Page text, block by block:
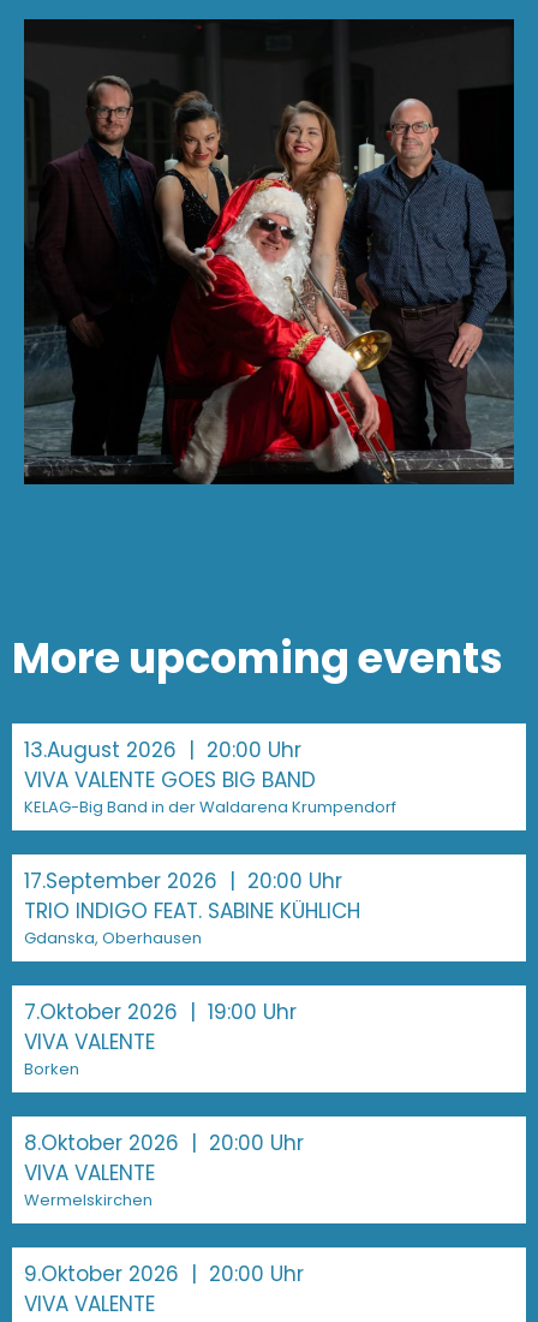
More upcoming events
13.August 2026 | 20:00 Uhr
VIVA VALENTE GOES BIG BAND
KELAG-Big Band in der Waldarena Krumpendorf
17.September 2026 | 20:00 Uhr
TRIO INDIGO FEAT. SABINE KÜHLICH
Gdanska, Oberhausen
7.Oktober 2026 | 19:00 Uhr
VIVA VALENTE
Borken
8.Oktober 2026 | 20:00 Uhr
VIVA VALENTE
Wermelskirchen
9.Oktober 2026 | 20:00 Uhr
VIVA VALENTE